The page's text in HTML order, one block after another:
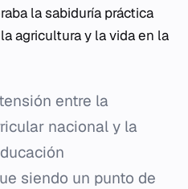
la sabiduría práctica
agricultura y la vida en la
entre la
nacional y la
siendo un punto de